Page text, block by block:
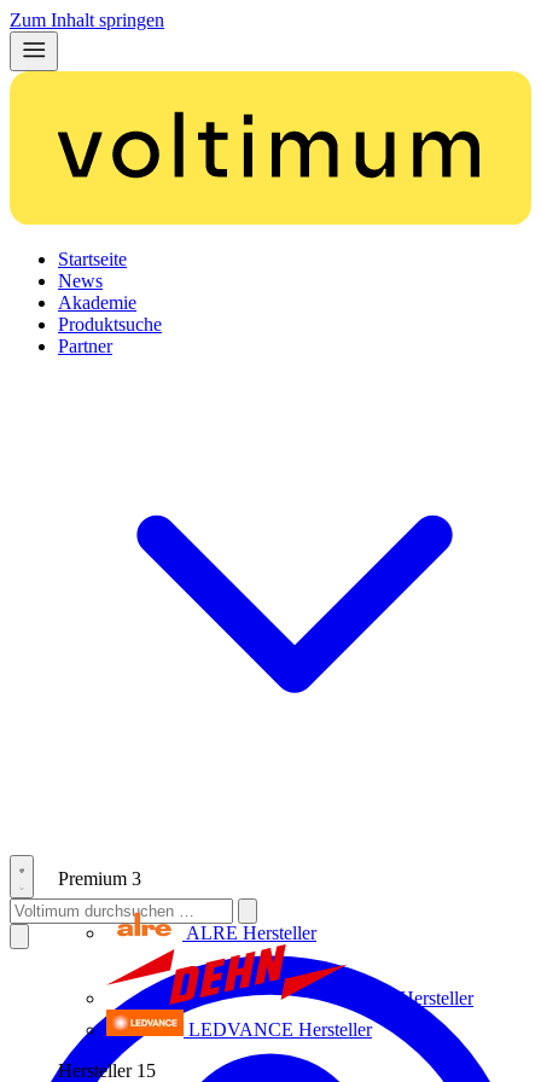
Zum Inhalt springen
Startseite
News
Akademie
Produktsuche
Partner
Premium 3
ALRE Hersteller
Hersteller
LEDVANCE Hersteller
Hersteller 15